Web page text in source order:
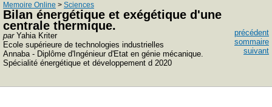
Memoire Online > Sciences
Bilan énergétique et exégétique d'une
centrale thermique.
parYahia Kriter
Ecole supérieure de technologies industrielles
Annaba - Diplôme d'Ingénieur d'Etat en génie mécanique.
Spécialité énergétique et développement d 2020
précédent
sommaire
suivant